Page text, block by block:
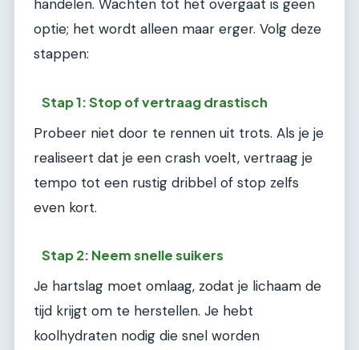
handelen. Wachten tot het overgaat is geen
optie; het wordt alleen maar erger. Volg deze
stappen:
Stap 1: Stop of vertraag drastisch
Probeer niet door te rennen uit trots. Als je je
realiseert dat je een crash voelt, vertraag je
tempo tot een rustig dribbel of stop zelfs
even kort.
Stap 2: Neem snelle suikers
Je hartslag moet omlaag, zodat je lichaam de
tijd krijgt om te herstellen. Je hebt
koolhydraten nodig die snel worden